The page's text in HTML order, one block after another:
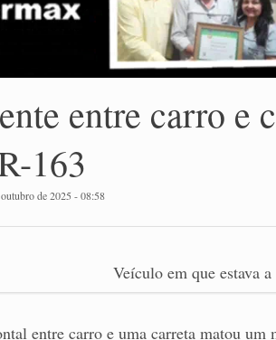
entre carro e
163
de 2025 - 08:58
Veículo em que estava
entre carro e uma carreta matou